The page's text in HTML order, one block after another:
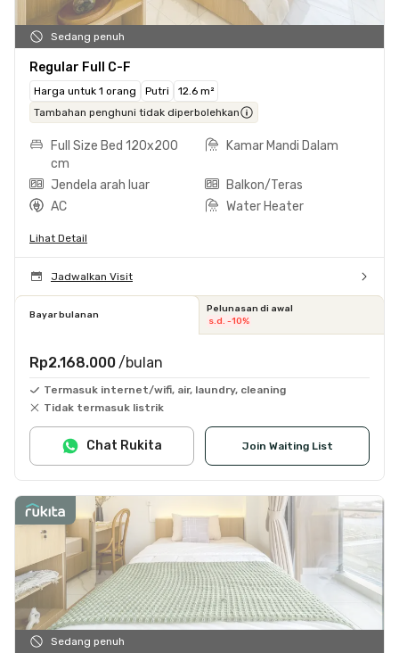
Sedang penuh
Regular Full C-F
Harga untuk 1 orang Putri
12.6 m²
Tambahan penghuni tidak diperbolehkan
Full Size Bed 120x200
cm
Kamar Mandi Dalam
Jendela arah luar
Balkon/Teras
AC
Water Heater
Lihat Detail
Jadwalkan Visit
Bayar bulanan
Pelunasan di awal
s.d. -10%
Rp2.168.000 /bulan
Termasuk internet/wifi, air, laundry, cleaning
Tidak termasuk listrik
Join Waiting List
Chat Rukita
Sedang penuh